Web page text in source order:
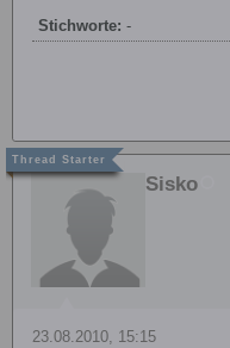
Stichworte: -
Sisko
23.08.2010, 15:15